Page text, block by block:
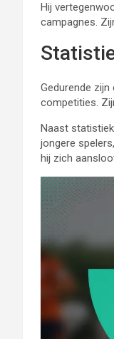
Hij
campagnes.
Gedurende
competities.
Naast
jongere
hij zich